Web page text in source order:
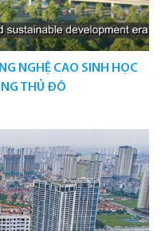
NGHỆ CAO SINH HỌC
THỦ ĐÔ